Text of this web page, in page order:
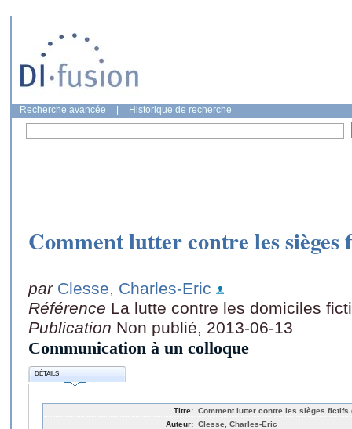
Recherche avancée Historique de recherche
Comment lutter contre les sièges
par Clesse, Charles-Eric
Référence La lutte contre les domiciles
Publication Non publié, 2013-06-13
Communication à un colloque
DÉTAILS
Titre: Comment lutter contre les sièges fictifs
Auteur: Clesse, Charles-Eric